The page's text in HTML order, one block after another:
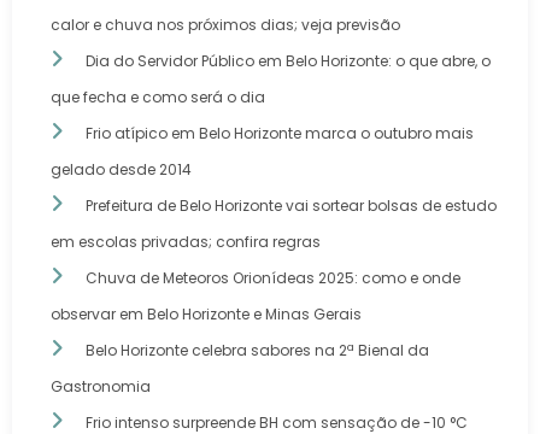
calor e chuva nos próximos dias; veja previsão
Dia do Servidor Público em Belo Horizonte: o que abre, o
que fecha e como será o dia
Frio atípico em Belo Horizonte marca o outubro mais
gelado desde 2014
Prefeitura de Belo Horizonte vai sortear bolsas de estudo
em escolas privadas; confira regras
Chuva de Meteoros Orionídeas 2025: como e onde
observar em Belo Horizonte e Minas Gerais
Belo Horizonte celebra sabores na 2ª Bienal da
Gastronomia
Frio intenso surpreende BH com sensação de -10 °C